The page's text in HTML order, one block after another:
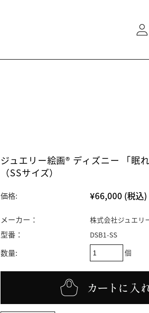
ジュエリー絵画® ディズニー 「眠
（SSサイズ）
価格: ¥66,000 (税込)
メーカー： 株式会社ジュエリ
型番： DSB1-SS
数量: 個